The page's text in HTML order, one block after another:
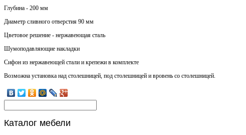
Глубина - 200 мм
Диаметр сливного отверстия 90 мм
Цветовое решение - нержавеющая сталь
Шумоподавляющие накладки
Сифон из нержавеющей стали и крепежи в комплекте
Возможна установка над столешницей, под столешницей и вровень со столешницей.
Каталог мебели